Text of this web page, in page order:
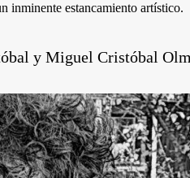
inminente estancamiento artístico.
y Miguel Cristóbal